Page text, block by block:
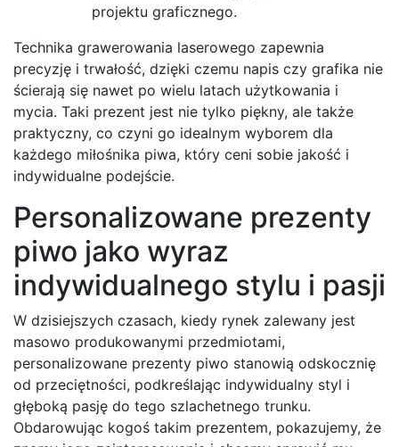
projektu graficznego.
Technika grawerowania laserowego zapewnia
precyzję i trwałość, dzięki czemu napis czy grafika nie
ścierają się nawet po wielu latach użytkowania i
mycia. Taki prezent jest nie tylko piękny, ale także
praktyczny, co czyni go idealnym wyborem dla
każdego miłośnika piwa, który ceni sobie jakość i
indywidualne podejście.
Personalizowane prezenty
piwo jako wyraz
indywidualnego stylu i pasji
W dzisiejszych czasach, kiedy rynek zalewany jest
masowo produkowanymi przedmiotami,
personalizowane prezenty piwo stanowią odskocznię
od przeciętności, podkreślając indywidualny styl i
głęboką pasję do tego szlachetnego trunku.
Obdarowując kogoś takim prezentem, pokazujemy, że